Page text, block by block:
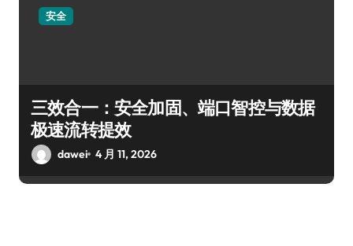
安全
三效合一：安全加固、端口智控与数据
极速流转提效
dawei 4 月 11, 2026